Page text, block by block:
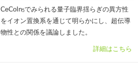
CeCoIn5でみられる量子臨界揺らぎの異方性
をイオン置換系を通じて明らかにし、超伝導
物性との関係を議論しました。
詳細はこちら